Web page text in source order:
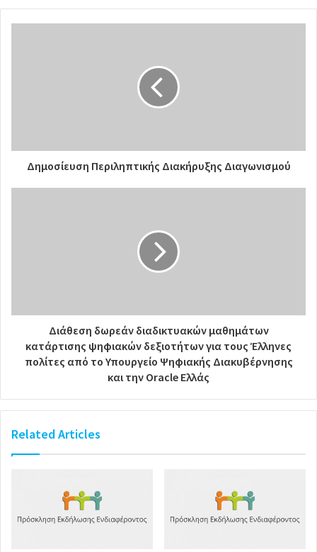
Δημοσίευση Περιληπτικής Διακήρυξης Διαγωνισμού
Διάθεση δωρεάν διαδικτυακών μαθημάτων
κατάρτισης ψηφιακών δεξιοτήτων για τους Έλληνες
πολίτες από το Υπουργείο Ψηφιακής Διακυβέρνησης
και την Oracle Ελλάς
Related Articles